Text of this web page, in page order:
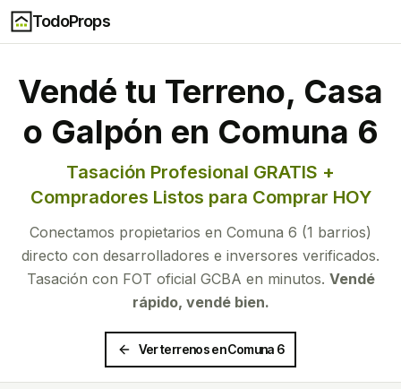
TodoProps
Vendé tu Terreno, Casa
o Galpón en Comuna 6
Tasación Profesional GRATIS +
Compradores Listos para Comprar HOY
Conectamos propietarios en Comuna 6 (1 barrios)
directo con desarrolladores e inversores verificados.
Tasación con FOT oficial GCBA en minutos. Vendé
rápido, vendé bien.
Ver terrenos en Comuna 6